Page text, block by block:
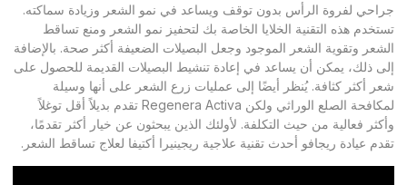
جراحي لفروة الرأس بدون توقف ويساعد في نمو الشعر وزيادة سماكته.
تستخدم هذه التقنية الخلايا الخاصة بك لتحفيز نمو الشعر ومنع تساقط
الشعر وتقوية الشعر الموجود وجعل البصيلات الضعيفة أكثر صحة. بالإضافة
إلى ذلك، يمكن أن يساعد في إعادة تنشيط البصيلات القديمة للحصول على
شعر أكثر كثافة. يُنظر أيضًا إلى عمليات زرع الشعر على أنها وسيلة
لمكافحة الصلع الوراثي ولكن Regenera Activa تقدم بديلاً أقل توغلاً
وأكثر فعالية من حيث التكلفة. لأولئك الذين يبحثون عن خيار أكثر تقدمًا،
تقدم عيادة ريجافو أحدث تقنية علاجية ريجينيرا أكتيفا لعلاج تساقط الشعر.